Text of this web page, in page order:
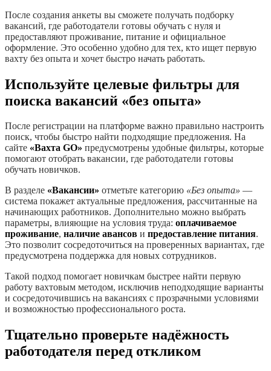
После создания анкеты вы сможете получать подборку
вакансий, где работодатели готовы обучать с нуля и
предоставляют проживание, питание и официальное
оформление. Это особенно удобно для тех, кто ищет первую
вахту без опыта и хочет быстро начать работать.
Используйте целевые фильтры для
поиска вакансий «без опыта»
После регистрации на платформе важно правильно настроить
поиск, чтобы быстро найти подходящие предложения. На
сайте «Вахта GO» предусмотрены удобные фильтры, которые
помогают отобрать вакансии, где работодатели готовы
обучать новичков.
В разделе «Вакансии» отметьте категорию «Без опыта» —
система покажет актуальные предложения, рассчитанные на
начинающих работников. Дополнительно можно выбрать
параметры, влияющие на условия труда: оплачиваемое
проживание, наличие авансов и предоставление питания.
Это позволит сосредоточиться на проверенных вариантах, где
предусмотрена поддержка для новых сотрудников.
Такой подход помогает новичкам быстрее найти первую
работу вахтовым методом, исключив неподходящие варианты
и сосредоточившись на вакансиях с прозрачными условиями
и возможностью профессионального роста.
Тщательно проверьте надёжность
работодателя перед откликом